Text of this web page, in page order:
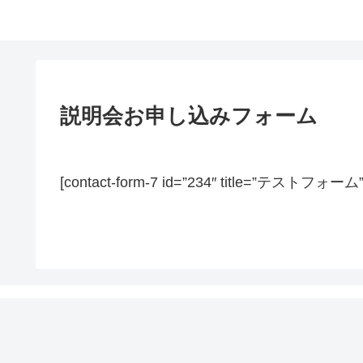
説明会お申し込みフォーム
[contact-form-7 id=”234″ title=”テストフォーム